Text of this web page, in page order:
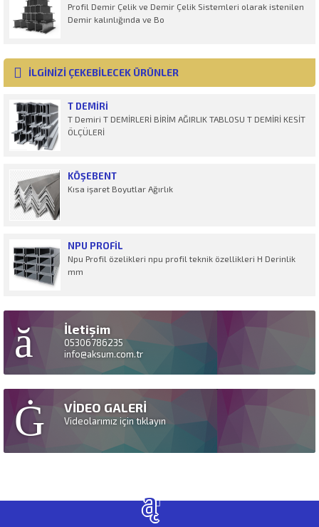
Profil Demir Çelik ve Demir Çelik Sistemleri olarak istenilen
Demir kalınlığında ve Bo
İLGİNİZİ ÇEKEBİLECEK ÜRÜNLER
T DEMIRI
T Demiri T DEMİRLERİ BİRİM AĞIRLIK TABLOSU T DEMİRİ KESİT
ÖLÇÜLERİ
KÖŞEBENT
Kısa işaret Boyutlar Ağırlık
NPU PROFIL
Npu Profil özelikleri npu profil teknik özellikleri H Derinlik
mm
İletişim
05306786235
info@aksum.com.tr
VİDEO GALERİ
Videolarımız için tıklayın